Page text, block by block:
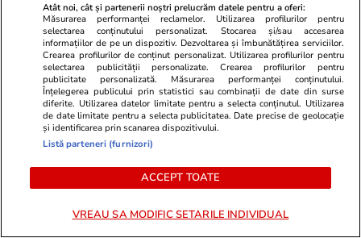
PROMO
Atât noi, cât și partenerii noștri prelucrăm datele pentru a oferi:
Măsurarea performanței reclamelor. Utilizarea profilurilor pentru
selectarea conținutului personalizat. Stocarea și/sau accesarea
informațiilor de pe un dispozitiv. Dezvoltarea și îmbunătățirea serviciilor.
Crearea profilurilor de conținut personalizat. Utilizarea profilurilor pentru
selectarea publicității personalizate. Crearea profilurilor pentru
publicitate personalizată. Măsurarea performanței conținutului.
Înțelegerea publicului prin statistici sau combinații de date din surse
diferite. Utilizarea datelor limitate pentru a selecta conținutul. Utilizarea
de date limitate pentru a selecta publicitatea. Date precise de geolocație
și identificarea prin scanarea dispozitivului.
Listă parteneri (furnizori)
ACCEPT TOATE
VREAU SA MODIFIC SETARILE INDIVIDUAL